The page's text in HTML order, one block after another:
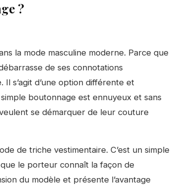
?
la mode masculine moderne. Parce que
de ses connotations
s’agit d’une option différente et
boutonnage est ennuyeux et sans
se démarquer de leur couture
de triche vestimentaire. C’est un simple
que le porteur connaît la façon de
du modèle et présente l’avantage